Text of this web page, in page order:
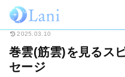
ホーム スピリチュアル 巻雲(
2025.03.10
巻雲(筋雲)を見るス
セージ